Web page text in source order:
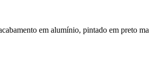
em alumínio, pintado em preto